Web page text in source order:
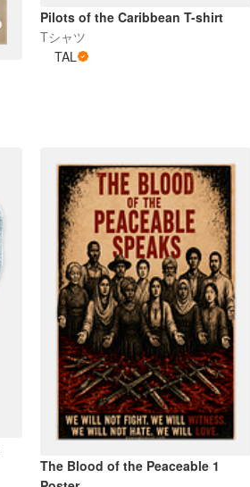
Pilots of the Caribbean T-shirt
Tシャツ
TAL
The Blood of the Peaceable 1